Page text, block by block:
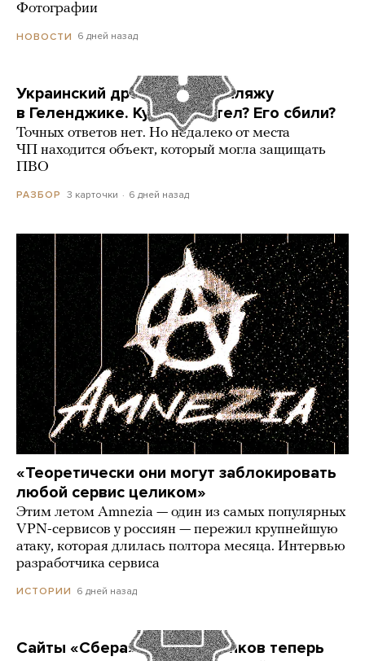
Фотографии
НОВОСТИ 6 дней назад
Украинский дрон попал по пляжу
в Геленджике. Куда он летел? Его сбили?
Точных ответов нет. Но недалеко от места
ЧП находится объект, который могла защищать
ПВО
РАЗБОР 3 карточки 6 дней назад
«Теоретически они могут заблокировать
любой сервис целиком»
Этим летом Amnezia — один из самых популярных
VPN-сервисов у россиян — пережил крупнейшую
атаку, которая длилась полтора месяца. Интервью
разработчика сервиса
ИСТОРИИ 6 дней назад
Сайты «Сбера» и других банков теперь